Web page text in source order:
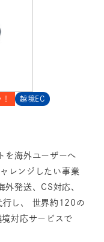
越境EC
を海外ユーザーへ
レンジしたい事業
発送、CS対応、
行し、 世界約120の
対応サービスで